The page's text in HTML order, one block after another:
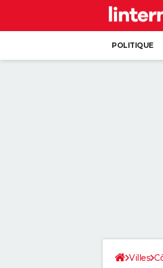
POLITIQUE
Villes